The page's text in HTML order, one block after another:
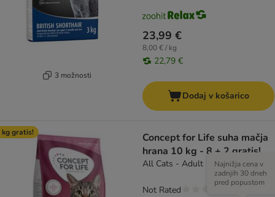
3 možnosti
23,99 €
8,00 € / kg
22,79 €
Dodaj v košarico
kg gratis!
Concept for Life suha mačja
hrana 10 kg - 8 + 2 gratis!
All Cats - Adult
Najnižja cena v
zadnjih 30 dneh
pred popustom
Not Rated